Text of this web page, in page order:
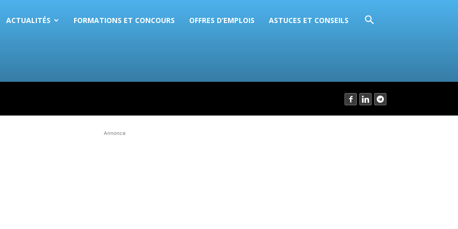
ACTUALITÉS FORMATIONS ET CONCOURS OFFRES D’EMPLOIS ASTUCES ET CONSEILS
Annonce